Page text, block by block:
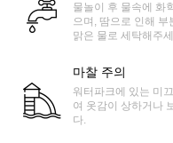
물놀이 후 물속에 화
으며, 땀으로 인해
맑은 물로 세탁해주
마찰 주의
워터파크에 있는 미
여 옷감이 상하거나
다.